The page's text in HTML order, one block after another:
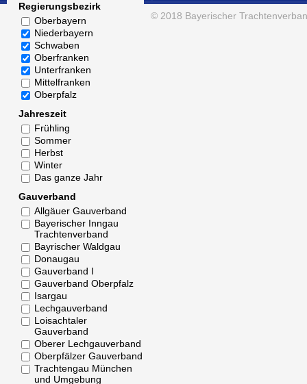
Regierungsbezirk
Oberbayern
Niederbayern
Schwaben
Oberfranken
Unterfranken
Mittelfranken
Oberpfalz
Jahreszeit
Frühling
Sommer
Herbst
Winter
Das ganze Jahr
Gauverband
Allgäuer Gauverband
Bayerischer Inngau
Trachtenverband
Bayrischer Waldgau
Donaugau
Gauverband I
Gauverband Oberpfalz
Isargau
Lechgauverband
Loisachtaler
Gauverband
Oberer Lechgauverband
Oberpfälzer Gauverband
Trachtengau München
und Umgebung
© 2018 Bayerischer